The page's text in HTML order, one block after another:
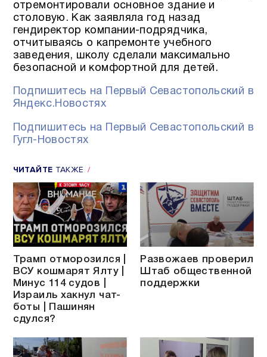
отремонтировали основное здание и
столовую. Как заявляла год назад
гендиректор компании-подрядчика,
отчитываясь о капремонте учебного
заведения, школу сделали максимально
безопасной и комфортной для детей.
Подпишитесь на Первый Севастопольский в
Яндекс.Новостях
Подпишитесь на Первый Севастопольский в
Гугл-Новостях
ЧИТАЙТЕ ТАКЖЕ
Трамп отморозился |
ВСУ кошмарят Ялту |
Минус 114 судов |
Израиль хакнул чат-
боты | Пашинян
сдулся?
Развожаев проверил
Штаб общественной
поддержки